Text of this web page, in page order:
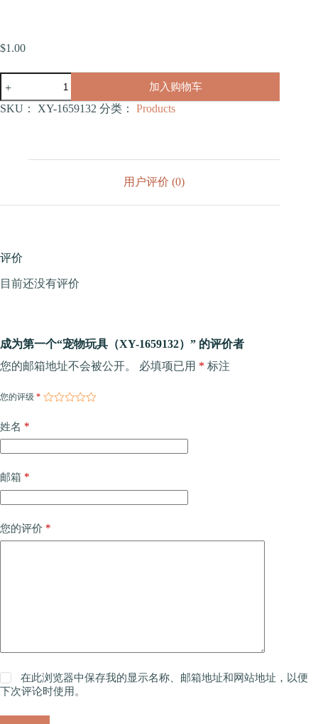
$1.00
物
玩
加入购物车
SKU： XY-1659132 分类： Products
用户评价 (0)
评价
目前还没有评价
成为第一个“宠物玩具（XY-1659132）” 的评价者
您的邮箱地址不会被公开。
必填项已用 * 标注
您的评级 *
姓名 *
邮箱 *
您的评价 *
在此浏览器中保存我的显示名称、邮箱地址和网站地址，以便
下次评论时使用。